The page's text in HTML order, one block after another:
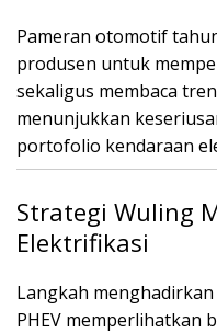
Pameran otomotif
produsen untuk
sekaligus membaca
menunjukkan
portofolio kendaraan
Strategi Wuling
Elektrifikasi
Langkah
PHEV memperlihatkan